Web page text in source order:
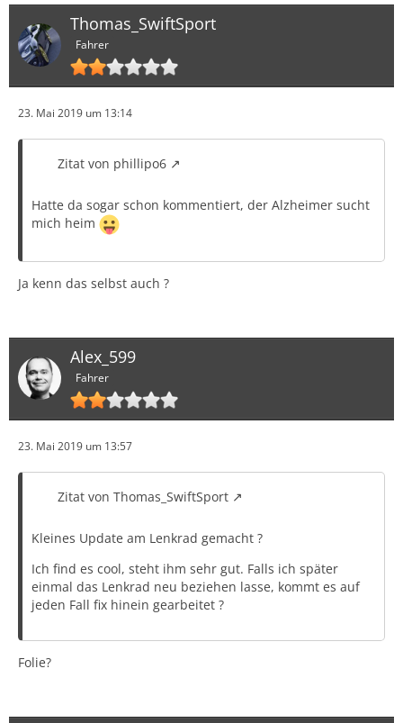
Thomas_SwiftSport
Fahrer
23. Mai 2019 um 13:14
Zitat von phillipo6
Hatte da sogar schon kommentiert, der Alzheimer sucht
mich heim
Ja kenn das selbst auch ?
Alex_599
Fahrer
23. Mai 2019 um 13:57
Zitat von Thomas_SwiftSport
Kleines Update am Lenkrad gemacht ?
Ich find es cool, steht ihm sehr gut. Falls ich später
einmal das Lenkrad neu beziehen lasse, kommt es auf
jeden Fall fix hinein gearbeitet ?
Folie?